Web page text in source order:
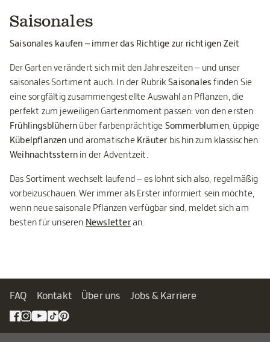
Saisonales
Saisonales kaufen – immer das Richtige zur richtigen Zeit
Der Garten verändert sich mit den Jahreszeiten – und unser
saisonales Sortiment auch. In der RubrikSaisonales finden Sie
eine sorgfältig zusammengestellte Auswahl an Pflanzen, die
perfekt zum jeweiligen Gartenmoment passen: von den ersten
Frühlingsblühern über farbenprächtige Sommerblumen, üppige
Kübelpflanzen und aromatische Kräuter bis hin zum klassischen
Weihnachtsstern in der Adventzeit.
Das Sortiment wechselt laufend – es lohnt sich also, regelmäßig
vorbeizuschauen. Wer immer als Erster informiert sein möchte,
wenn neue saisonale Pflanzen verfügbar sind, meldet sich am
besten für unseren Newsletteran.
FAQ Kontakt Über uns Jobs & Karriere